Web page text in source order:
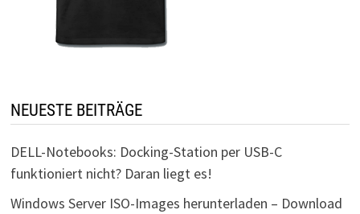
NEUESTE BEITRÄGE
DELL-Notebooks: Docking-Station per USB-C
funktioniert nicht? Daran liegt es!
Windows Server ISO-Images herunterladen – Download